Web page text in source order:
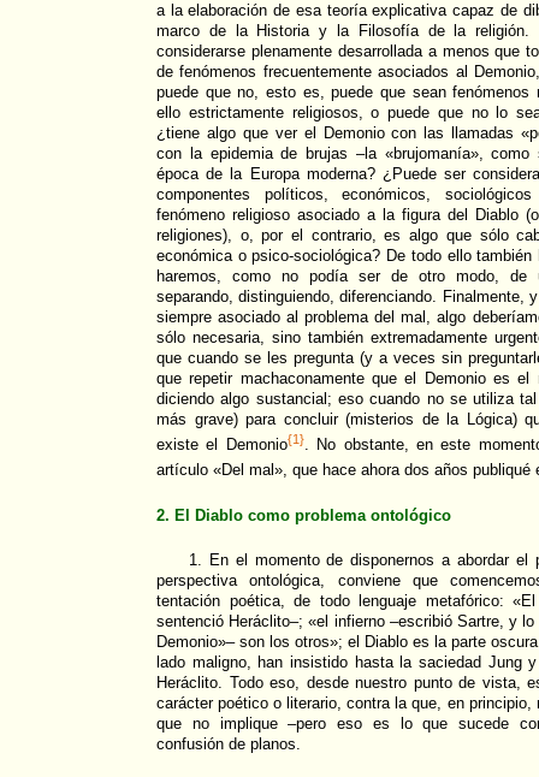
a la elaboración de esa teoría explicativa capaz de
marco de la Historia y la Filosofía de la religión.
considerarse plenamente desarrollada a menos que
de fenómenos frecuentemente asociados al
puede que no, esto es, puede que sean fenómenos
ello estrictamente religiosos, o puede que no lo
¿tiene algo que ver el Demonio con las llamadas
con la epidemia de brujas –la «brujomanía»,
época de la Europa moderna? ¿Puede ser
componentes políticos, económicos,
fenómeno religioso asociado a la figura del Diablo
religiones), o, por el contrario, es algo que sólo
económica o psico-sociológica? De todo ello
haremos, como no podía ser de otro modo,
separando, distinguiendo, diferenciando. Finalmente,
siempre asociado al problema del mal, algo
sólo necesaria, sino también extremadamente
que cuando se les pregunta (y a veces sin
que repetir machaconamente que el Demonio es
diciendo algo sustancial; eso cuando no se utiliza
más grave) para concluir (misterios de la Lógica)
existe el Demonio{1}. No obstante, en este
artículo «Del mal», que hace ahora dos años
2. El Diablo como problema ontológico
1. En el momento de disponernos a abordar el
perspectiva ontológica, conviene que
tentación poética, de todo lenguaje metafórico:
sentenció Heráclito–; «el infierno –escribió Sartre, y
Demonio»– son los otros»; el Diablo es la parte
lado maligno, han insistido hasta la saciedad Jung
Heráclito. Todo eso, desde nuestro punto de vista,
carácter poético o literario, contra la que, en principio,
que no implique –pero eso es lo que sucede
confusión de planos.